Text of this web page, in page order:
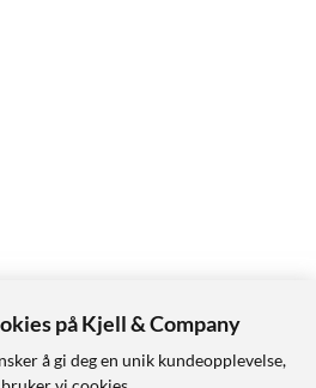
på Kjell & Company
å gi deg en unik kundeopplevelse,